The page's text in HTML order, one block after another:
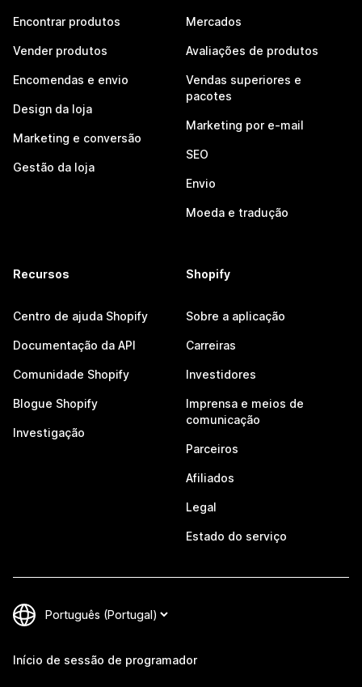
Encontrar produtos
Vender produtos
Encomendas e envio
Design da loja
Marketing e conversão
Gestão da loja
Mercados
Avaliações de produtos
Vendas superiores e
pacotes
Marketing por e-mail
SEO
Envio
Moeda e tradução
Recursos
Centro de ajuda Shopify
Documentação da API
Comunidade Shopify
Blogue Shopify
Investigação
Shopify
Sobre a aplicação
Carreiras
Investidores
Imprensa e meios de
comunicação
Parceiros
Afiliados
Legal
Estado do serviço
Início de sessão de programador